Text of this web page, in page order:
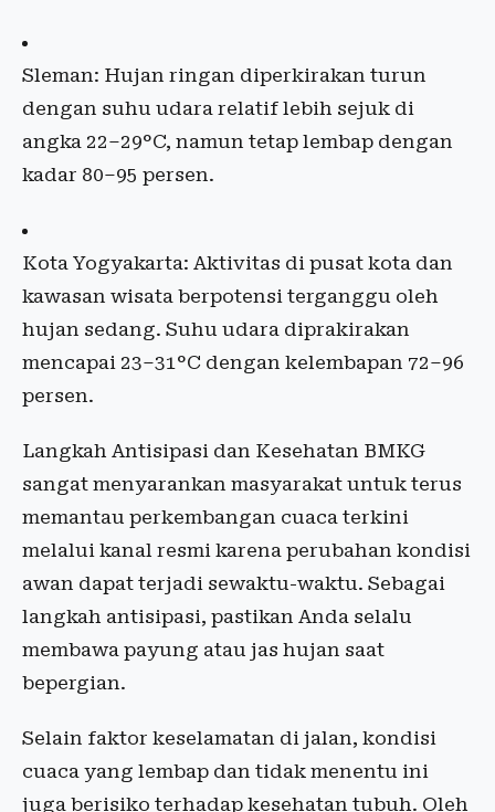
Sleman: Hujan ringan diperkirakan turun
dengan suhu udara relatif lebih sejuk di
angka 22–29°C, namun tetap lembap dengan
kadar 80–95 persen.
Kota Yogyakarta: Aktivitas di pusat kota dan
kawasan wisata berpotensi terganggu oleh
hujan sedang. Suhu udara diprakirakan
mencapai 23–31°C dengan kelembapan 72–96
persen.
Langkah Antisipasi dan Kesehatan BMKG
sangat menyarankan masyarakat untuk terus
memantau perkembangan cuaca terkini
melalui kanal resmi karena perubahan kondisi
awan dapat terjadi sewaktu-waktu. Sebagai
langkah antisipasi, pastikan Anda selalu
membawa payung atau jas hujan saat
bepergian.
Selain faktor keselamatan di jalan, kondisi
cuaca yang lembap dan tidak menentu ini
juga berisiko terhadap kesehatan tubuh. Oleh